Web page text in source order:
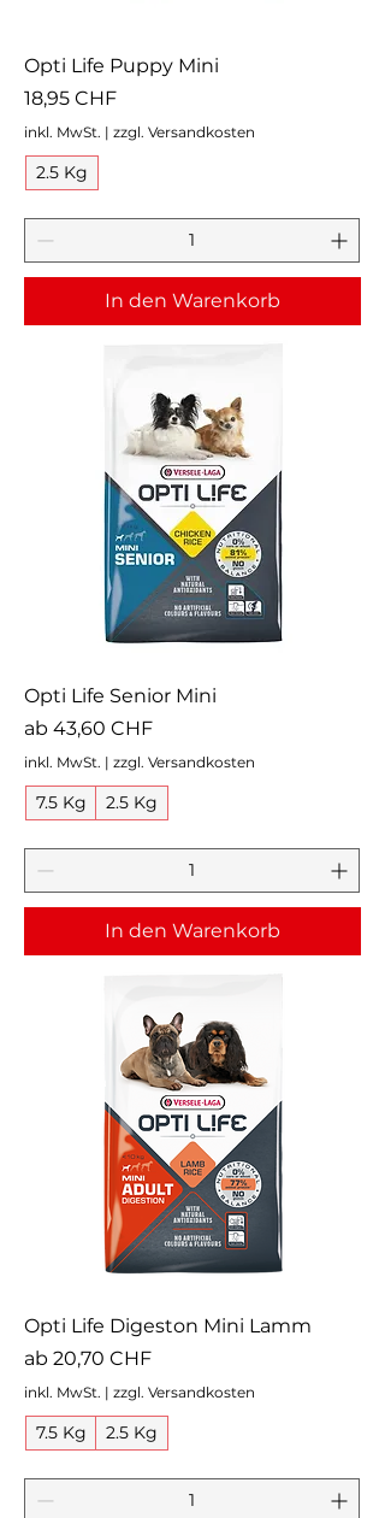
Opti Life Puppy Mini
Preis
18,95 CHF
inkl. MwSt. | zzgl. Versandkosten
2.5 Kg
In den Warenkorb
Opti Life Senior Mini
ab 43,60 CHF
Sale-Preis
inkl. MwSt. | zzgl. Versandkosten
7.5 Kg 2.5 Kg
In den Warenkorb
Opti Life Digeston Mini Lamm
ab 20,70 CHF
Sale-Preis
inkl. MwSt. | zzgl. Versandkosten
7.5 Kg 2.5 Kg